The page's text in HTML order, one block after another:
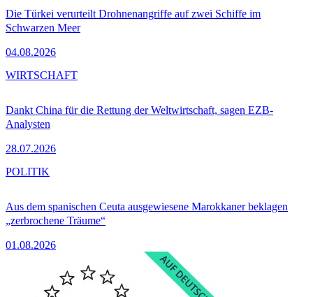
Die Türkei verurteilt Drohnenangriffe auf zwei Schiffe im
Schwarzen Meer
04.08.2026
Dankt China für die Rettung der Weltwirtschaft, sagen EZB-
Analysten
28.07.2026
WIRTSCHAFT
Aus dem spanischen Ceuta ausgewiesene Marokkaner beklagen
„zerbrochene Träume“
01.08.2026
POLITIK